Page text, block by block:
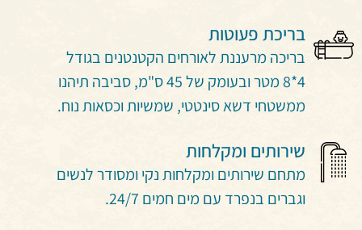
בריכת פעוטות
בריכה מרעננת לאורחים הקטנטנים בגודל
4*8 מטר ובעומק של 45 ס"מ, סביבה תיהנו
ממשטחי דשא סינטטי, שמשיות וכסאות נוח.
שירותים ומקלחות
מתחם שירותים ומקלחות נקי ומסודר לנשים
וגברים בנפרד עם מים חמים 24/7.